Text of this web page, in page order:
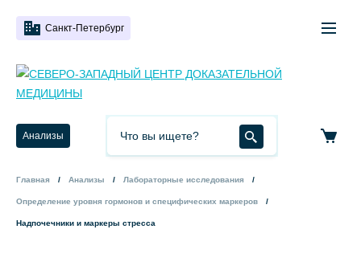
Санкт-Петербург
Анализы
Главная Анализы Лабораторные исследования
Определение уровня гормонов и специфических маркеров
Надпочечники и маркеры стресса